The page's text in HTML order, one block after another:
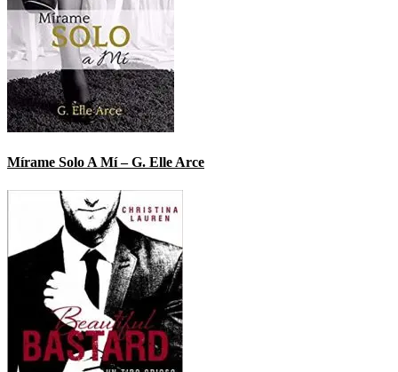
Mírame Solo A Mí – G. Elle Arce